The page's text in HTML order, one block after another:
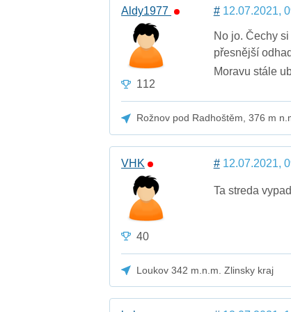
Aldy1977
112
#12.07.2021,
No jo. Čechy
přesnější
Moravu stále
Rožnov pod Radhoštěm, 376 m
VHK
40
#12.07.2021,
Ta streda
Loukov 342 m.n.m. Zlinsky kraj